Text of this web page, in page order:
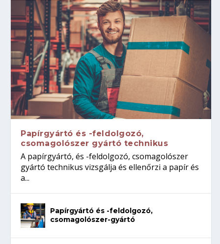
Papírgyártó és -feldolgozó,
csomagolószer gyártó technikus
A papírgyártó, és -feldolgozó, csomagolószer
gyártó technikus vizsgálja és ellenőrzi a papír és
a...
Papírgyártó és -feldolgozó,
csomagolószer-gyártó